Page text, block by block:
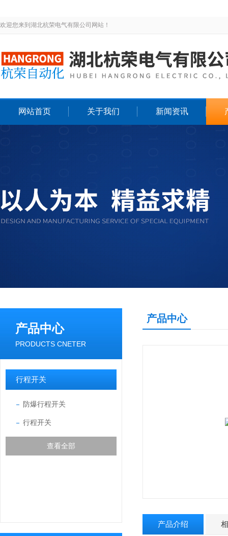
欢迎您来到湖北杭荣电气有限公司网站！
网站首页 关于我们 新闻资讯
产品中心
PRODUCTS CNETER
行程开关
防爆行程开关
行程开关
查看全部
产品中心
产品介绍